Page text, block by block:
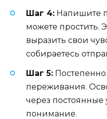
Шаг 4: Напишите
можете простить.
выразить свои
собираетесь
Шаг 5: Постепенно
переживания.
через постоянные
понимание.